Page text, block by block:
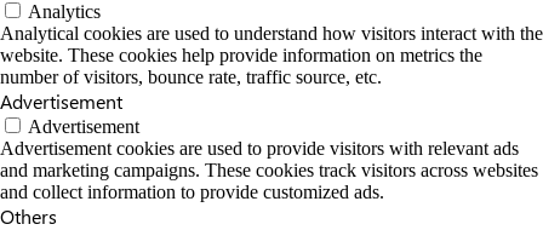
Analytics
Analytical cookies are used to understand how visitors interact with the
website. These cookies help provide information on metrics the
number of visitors, bounce rate, traffic source, etc.
Advertisement
Advertisement
Advertisement cookies are used to provide visitors with relevant ads
and marketing campaigns. These cookies track visitors across websites
and collect information to provide customized ads.
Others